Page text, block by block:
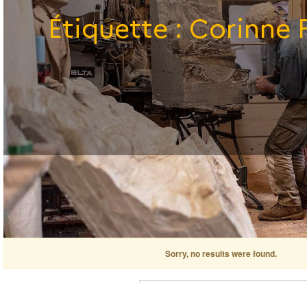
Étiquette :Corinne
Sorry, no results were found.